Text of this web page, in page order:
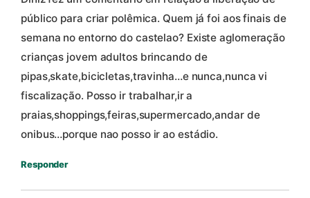
público para criar polêmica. Quem já foi aos finais de
semana no entorno do castelao? Existe aglomeração
crianças jovem adultos brincando de
pipas,skate,bicicletas,travinha…e nunca,nunca vi
fiscalização. Posso ir trabalhar,ir a
praias,shoppings,feiras,supermercado,andar de
onibus…porque nao posso ir ao estádio.
Responder